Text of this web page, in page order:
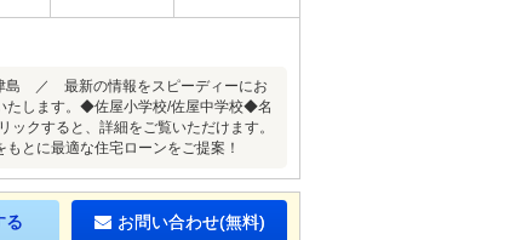
／ 最新の情報をスピーディーにお
たします。◆佐屋小学校/佐屋中学校◆名
クすると、詳細をご覧いただけます。
とに最適な住宅ローンをご提案！
る お問い合わせ(無料)